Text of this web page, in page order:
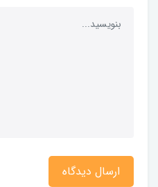
ارسال دیدگاه